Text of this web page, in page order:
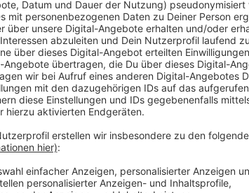
Neben neuem Boden, einem
Aufenthaltsqualität gehen.
den beiden Kränen geplant,
sorgen. Bis Oktober sollen die
Kaimauer parken würden, müssen
Anzeige
Mehr Meldungen aus